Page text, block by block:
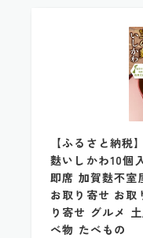
【ふるさと納
麩いしかわ10個
即席 加賀麩不室
お取り寄せ お取
り寄せ グルメ
べ物 たべもの